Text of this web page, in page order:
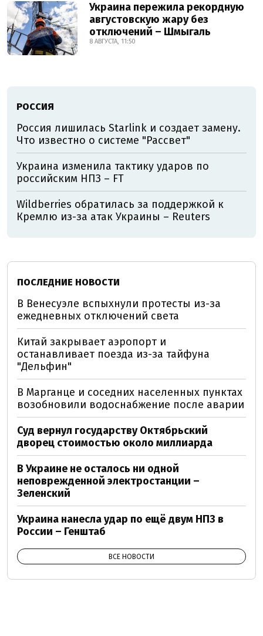
Украина пережила рекордную
августовскую жару без
отключений – Шмыгаль
8 АВГУСТА, 11:50
РОССИЯ
Россия лишилась Starlink и создает замену.
Что известно о системе "Рассвет"
Украина изменила тактику ударов по
российским НПЗ – FT
Wildberries обратилась за поддержкой к
Кремлю из-за атак Украины – Reuters
ПОСЛЕДНИЕ НОВОСТИ
В Венесуэле вспыхнули протесты из-за
ежедневных отключений света
Китай закрывает аэропорт и
останавливает поезда из-за тайфуна
"Дельфин"
В Марганце и соседних населенных пунктах
возобновили водоснабжение после аварии
Суд вернул государству Октябрьский
дворец стоимостью около миллиарда
В Украине не осталось ни одной
неповрежденной электростанции –
Зеленский
Украина нанесла удар по ещё двум НПЗ в
России – Генштаб
ВСЕ НОВОСТИ